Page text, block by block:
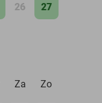
26 27
Za Zo